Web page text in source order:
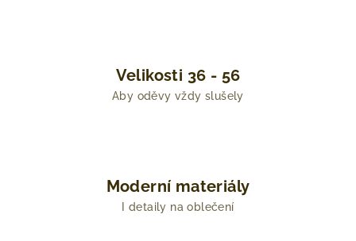
Velikosti 36 - 56
Aby oděvy vždy slušely
Moderní materiály
I detaily na oblečení